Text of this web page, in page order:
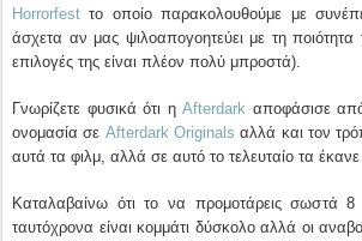
Horrorfest το οποίο παρακολουθούμε με
άσχετα αν μας ψιλοαπογοητεύει με τη ποιότητα
επιλογές της είναι πλέον πολύ μπροστά).
Γνωρίζετε φυσικά ότι η Afterdark αποφάσισε
ονομασία σε Afterdark Originals αλλά και τον
αυτά τα φιλμ, αλλά σε αυτό το τελευταίο τα
Καταλαβαίνω ότι το να προμοτάρεις σωστά 8
ταυτόχρονα είναι κομμάτι δύσκολο αλλά οι